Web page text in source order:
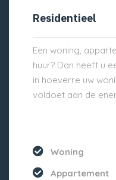
Residentieel
Een woning,
huur? Dan heeft u
in hoeverre uw
voldoet aan de
Woning
Appartement